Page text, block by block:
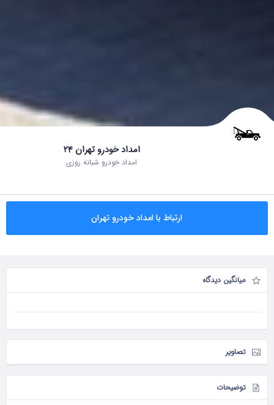
امداد خودرو تهران ۲۴
امداد خودرو شبانه روزی
ارتباط با امداد خودرو تهران
میانگین دیدگاه
تصاویر
توضیحات